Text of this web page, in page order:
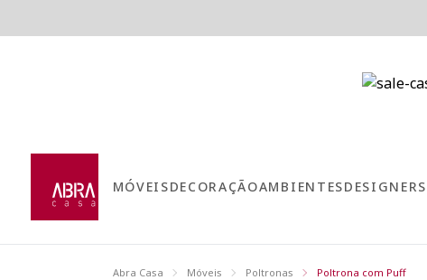
MÓVEISDECORAÇÃOAMBIENTESDESIGNERS
Abra Casa Móveis Poltronas Poltrona com Puff